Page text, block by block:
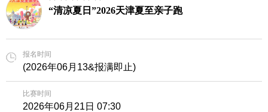
“清凉夏日”2026天津夏至亲子跑
报名时间
(2026年06月13&报满即止)
比赛时间
2026年06月21日 07:30